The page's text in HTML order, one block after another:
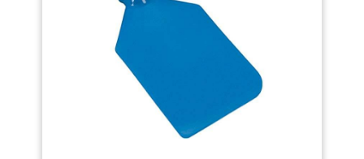
remplacé très facilement, il est
disponible en pièce détachée par
jeu de 3. ✔ ENGAGEMENT ECO
RESPONSABLE : BAYROL réduit
le plastique utilisé pour
l'emballage de ses accessoires
de brosse à cheveux garantit des
performances fiables pendant
des années. COMPATIBLE AVEC
TOUTES LES BROSSES À
CHEVEUX – Qu’il s’agisse d’une
brosse cheveux plate, ronde,
démêlante, en poils de sanglier
ou en nylon, ce nettoyeur brosse
à cheveux s’adapte à tous les
styles avec facilité. LÉGER ET
FACILE À TRANSPORTER –